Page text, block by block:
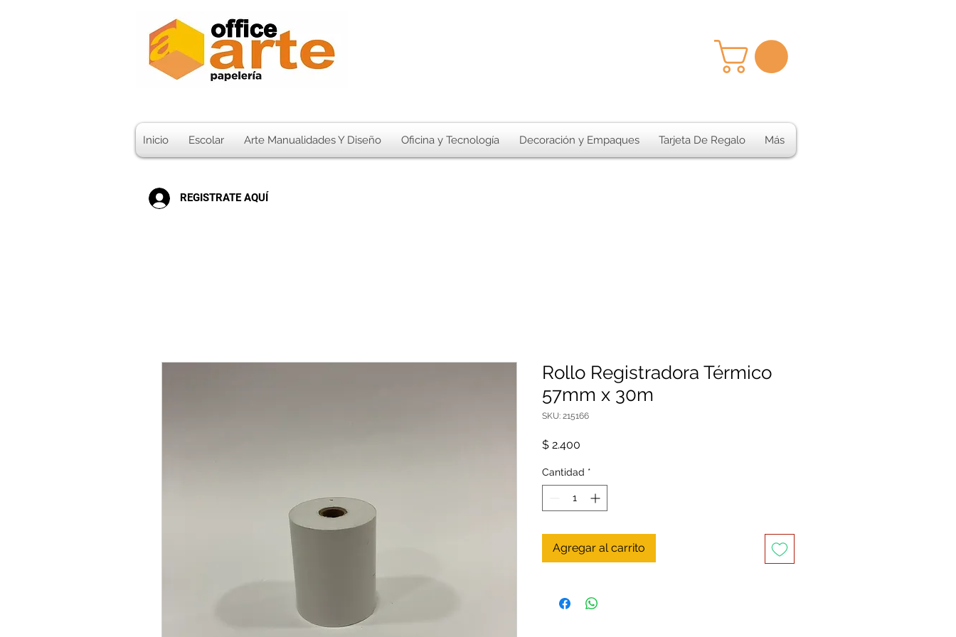
Inicio Escolar Arte Manualidades Y Diseño Oficina y Tecnología Decoración y Empaques Tarjeta De Regalo Más
REGISTRATE AQUÍ
Rollo Registradora Térmico
57mm x 30m
SKU: 215166
$ 2.400
Cantidad *
Agregar al carrito